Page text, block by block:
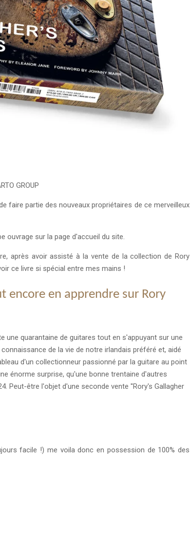
GROUP
faire partie des nouveaux propriétaires de ce merveilleux
ouvrage sur la page d'accueil du site.
après avoir assisté à la vente de la collection de Rory
ce livre si spécial entre mes mains !
encore en apprendre sur Rory
quarantaine de guitares tout en s'appuyant sur une
de la vie de notre irlandais préféré et, aidé
d'un collectionneur passionné par la guitare au point
énorme surprise, qu'une bonne trentaine d'autres
Peut-être l'objet d'une seconde vente ''Rory's Gallagher
facile !) me voila donc en possession de 100% des